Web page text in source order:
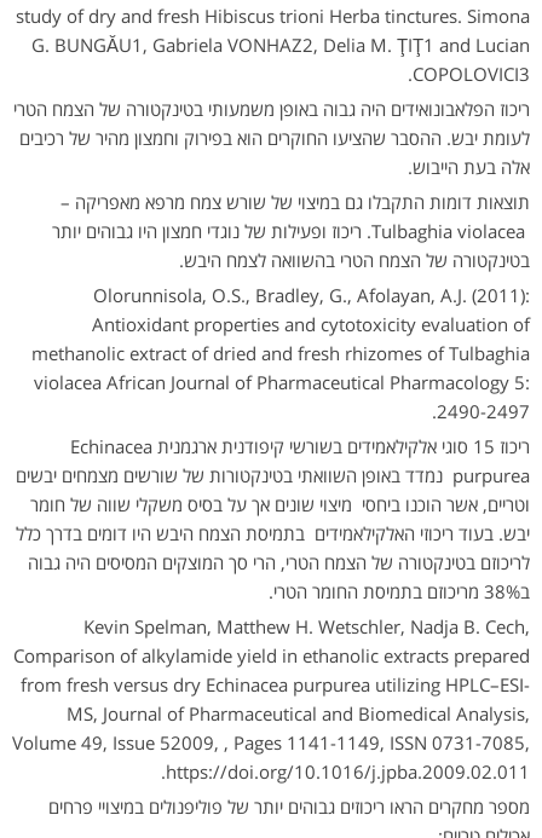
study of dry and fresh Hibiscus trioni Herba tinctures. Simona
G. BUNGĂU1, Gabriela VONHAZ2, Delia M. ŢIŢ1 and Lucian
COPOLOVICI3.
ריכוז הפלאבונואידים היה גבוה באופן משמעותי בטינקטורה של הצמח הטרי
לעומת יבש. ההסבר שהציעו החוקרים הוא בפירוק וחמצון מהיר של רכיבים
אלה בעת הייבוש.
תוצאות דומות התקבלו גם במיצוי של שורש צמח מרפא מאפריקה –
Tulbaghia violacea. ריכוז ופעילות של נוגדי חמצון היו גבוהים יותר
בטינקטורה של הצמח הטרי בהשוואה לצמח היבש.
Olorunnisola, O.S., Bradley, G., Afolayan, A.J. (2011):
Antioxidant properties and cytotoxicity evaluation of
methanolic extract of dried and fresh rhizomes of Tulbaghia
violacea African Journal of Pharmaceutical Pharmacology 5:
2490-2497.
ריכוז 15 סוגי אלקילאמידים בשורשי קיפודנית ארגמנית Echinacea
purpurea נמדד באופן השוואתי בטינקטורות של שורשים מצמחים יבשים
וטריים, אשר הוכנו ביחסי מיצוי שונים אך על בסיס משקלי שווה של חומר
יבש. בעוד ריכוזי האלקילאמידים בתמיסת הצמח היבש היו דומים בדרך כלל
לריכוזם בטינקטורה של הצמח הטרי, הרי סך המוצקים המסיסים היה גבוה
ב38% מריכוזם בתמיסת החומר הטרי.
Kevin Spelman, Matthew H. Wetschler, Nadja B. Cech,
Comparison of alkylamide yield in ethanolic extracts prepared
from fresh versus dry Echinacea purpurea utilizing HPLC–ESI-
MS, Journal of Pharmaceutical and Biomedical Analysis,
Volume 49, Issue 52009, , Pages 1141-1149, ISSN 0731-7085,
https://doi.org/10.1016/j.jpba.2009.02.011.
מספר מחקרים הראו ריכוזים גבוהים יותר של פוליפנולים במיצויי פרחים